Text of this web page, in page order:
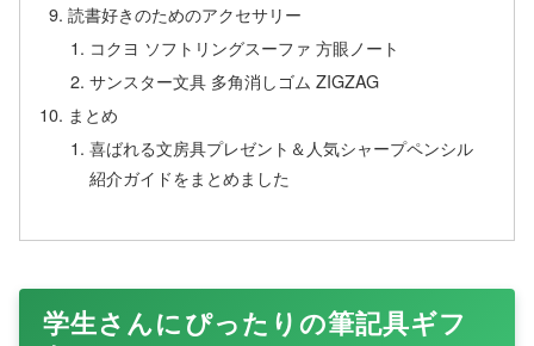
読書好きのためのアクセサリー
コクヨ ソフトリングスーファ 方眼ノート
サンスター文具 多角消しゴム ZIGZAG
まとめ
喜ばれる文房具プレゼント＆人気シャープペンシル
紹介ガイドをまとめました
学生さんにぴったりの筆記具ギフ